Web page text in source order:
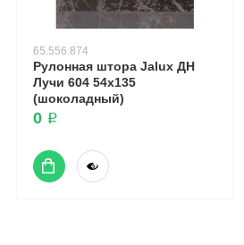
65.556.874
Рулонная штора Jalux ДН
Лучи 604 54x135
(шоколадный)
0 ₽